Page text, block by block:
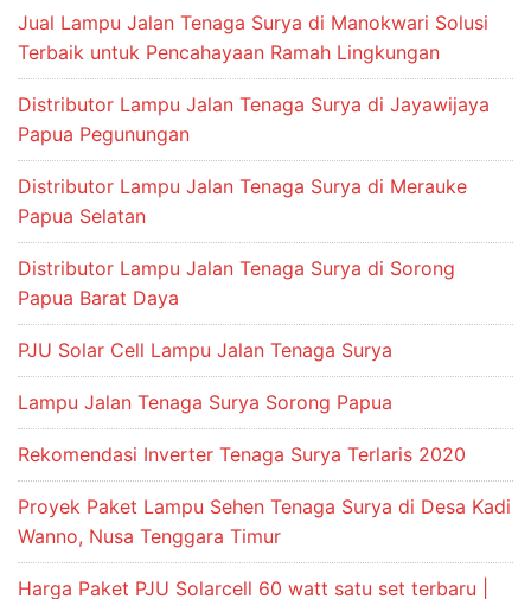
Jual Lampu Jalan Tenaga Surya di Manokwari Solusi
Terbaik untuk Pencahayaan Ramah Lingkungan
Distributor Lampu Jalan Tenaga Surya di Jayawijaya
Papua Pegunungan
Distributor Lampu Jalan Tenaga Surya di Merauke
Papua Selatan
Distributor Lampu Jalan Tenaga Surya di Sorong
Papua Barat Daya
PJU Solar Cell Lampu Jalan Tenaga Surya
Lampu Jalan Tenaga Surya Sorong Papua
Rekomendasi Inverter Tenaga Surya Terlaris 2020
Proyek Paket Lampu Sehen Tenaga Surya di Desa Kadi
Wanno, Nusa Tenggara Timur
Harga Paket PJU Solarcell 60 watt satu set terbaru |